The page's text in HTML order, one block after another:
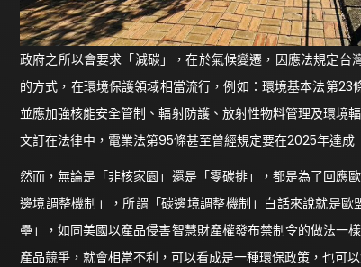
政府之所以會要求「減碳」，在於氣候變遷，因應法規定
的方式，在環境保護領域相當流行，例如：環境基本法第
並應加強核能安全管制、輻射防護、放射性物料管理及環境
文訂在法律中，電業法第95條甚至曾經規定要在2025年達
然而，無論是「非核家園」還是「零碳排」，都是為了回應
邊境調整機制」，所謂「碳邊境調整機制」白話來說就是
壘」，如同美國以產品侵害智慧財產權發布禁制令的做法一
產品競爭，就會相當不利，可以看成是一種環保政策，也可